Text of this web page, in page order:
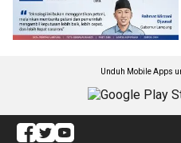
Unduh Mobile Apps